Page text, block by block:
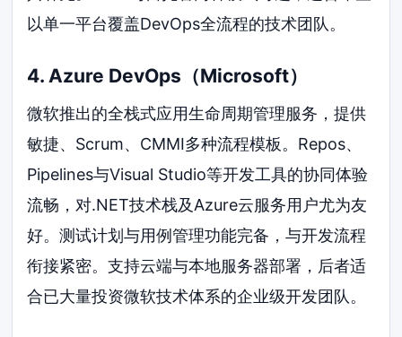
以单一平台覆盖DevOps全流程的技术团队。
4. Azure DevOps（Microsoft）
微软推出的全栈式应用生命周期管理服务，提供
敏捷、Scrum、CMMI多种流程模板。Repos、
Pipelines与Visual Studio等开发工具的协同体验
流畅，对.NET技术栈及Azure云服务用户尤为友
好。测试计划与用例管理功能完备，与开发流程
衔接紧密。支持云端与本地服务器部署，后者适
合已大量投资微软技术体系的企业级开发团队。